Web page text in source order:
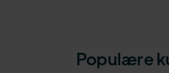
Populære